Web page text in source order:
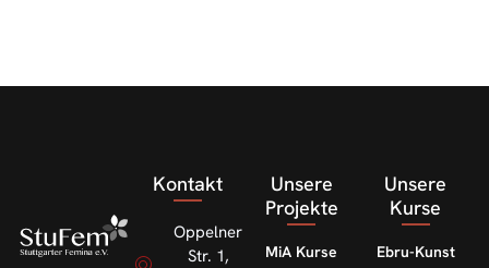
Kontakt
Oppelner
Str. 1,
Unsere
Projekte
MiA Kurse
Unsere
Kurse
Ebru-Kunst